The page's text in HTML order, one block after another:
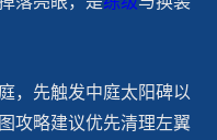
，先触发中庭太阳碑以
攻略建议优先清理左翼